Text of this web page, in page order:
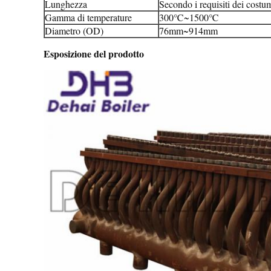
Lunghezza
Secondo i requisiti dei
Gamma di temperature
300℃~1500℃
Diametro (OD)
76mm~914mm
Esposizione del prodotto